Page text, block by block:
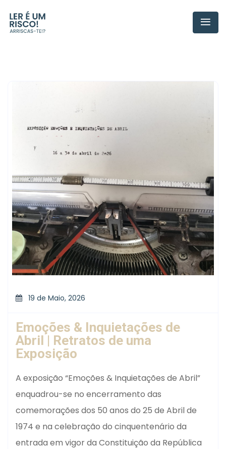
19 de Maio, 2026
Emoções & Inquietações de
Abril | Retratos de uma
Exposição
A exposição “Emoções & Inquietações de Abril”
enquadrou-se no encerramento das
comemorações dos 50 anos do 25 de Abril de
1974 e na celebração do cinquentenário da
entrada em vigor da Constituição da República